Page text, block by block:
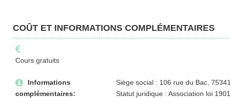
COÛT ET INFORMATIONS COMPLÉMENTAIRES
Cours gratuits
Informations
complémentaires:
Siège social : 106 rue du Bac,
Statut juridique : Association loi 1901